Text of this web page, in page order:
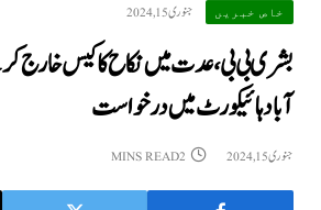
خاص خبریں جنوری 15, 2024
بشری بی بی،عدت میں نکاح کا کیس خارج
آباد ہائیکورٹ میں درخواست
جنوری 15, 2024 2 MINS READ